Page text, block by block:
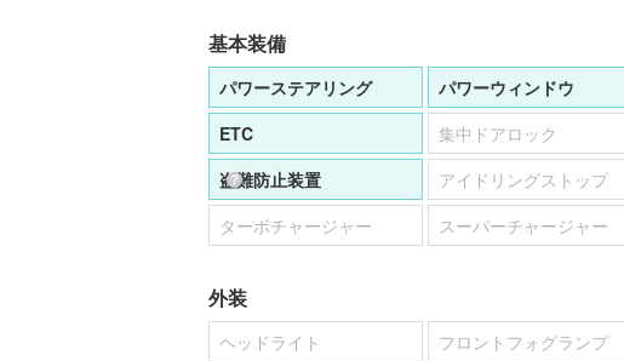
基本装備
パワーステアリング パワーウィンドウ
ETC
集中ドアロック
盗難防止装置
アイドリングストップ
ターボチャージャー
スーパーチャージャー
外装
ヘッドライト フロントフォグランプ